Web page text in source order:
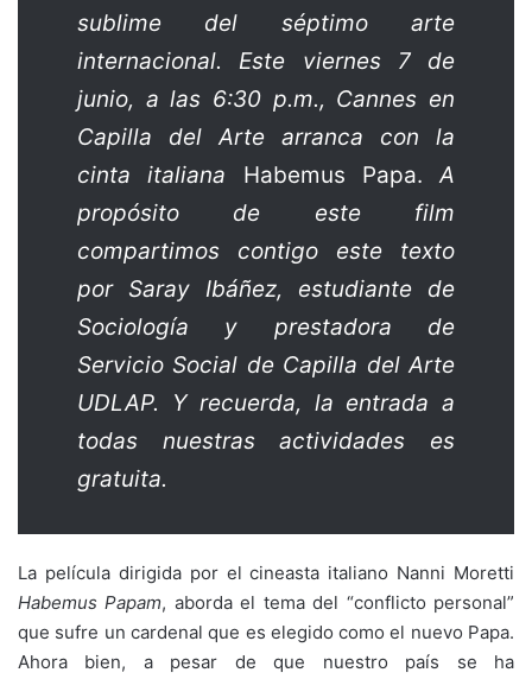
sublime del séptimo arte
internacional. Este viernes 7 de
junio, a las 6:30 p.m., Cannes en
Capilla del Arte arranca con la
cinta italiana Habemus Papa.A
propósito de este film
compartimos contigo este texto
por Saray Ibáñez, estudiante de
Sociología y prestadora de
Servicio Social de Capilla del Arte
UDLAP. Y recuerda, la entrada a
todas nuestras actividades es
gratuita.
La película dirigida por el cineasta italiano Nanni Moretti
Habemus Papam, aborda el tema del “conflicto personal”
que sufre un cardenal que es elegido como el nuevo Papa.
Ahora bien, a pesar de que nuestro país se ha